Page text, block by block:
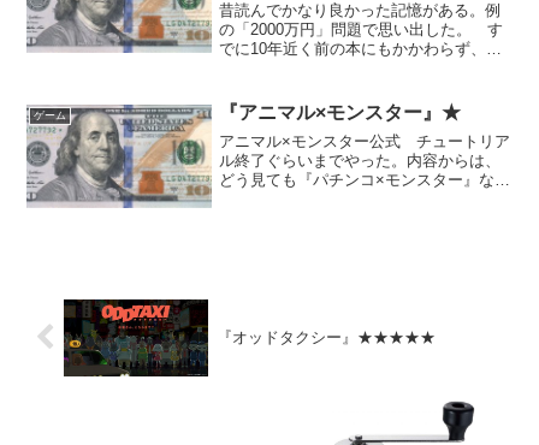
昔読んでかなり良かった記憶がある。例
の「2000万円」問題で思い出した。 す
でに10年近く前の本にもかかわらず、今
ということではないか。だめじゃん。も
ちろん著者のせい...
ゲーム 『アニマル×モンスター』★
アニマル×モンスター公式 チュートリア
ル終了ぐらいまでやった。内容からは、
どう見ても『パチンコ×モンスター』なん
『オッドタクシー』★★★★★